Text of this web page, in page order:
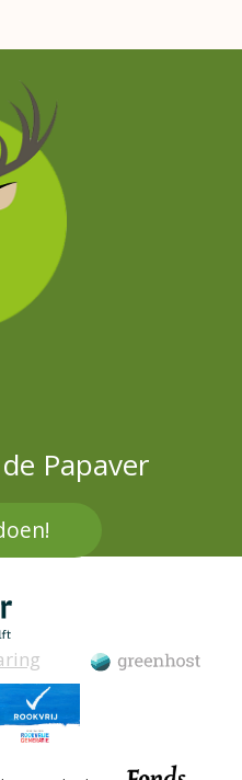
Papaver